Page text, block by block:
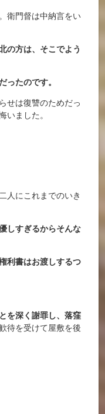
衛門督は中納言をい
の方は、そこでよう
ったのです。
せは復讐のためだっ
いました。
人にこれまでのいき
しすぎるからそんな
利書はお渡しするつ
を深く謝罪し、落窪
待を受けて屋敷を後